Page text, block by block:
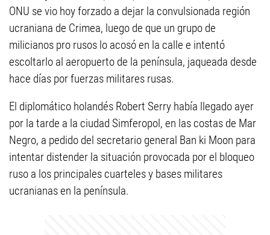
ONU se vio hoy forzado a dejar la convulsionada región
ucraniana de Crimea, luego de que un grupo de
milicianos pro rusos lo acosó en la calle e intentó
escoltarlo al aeropuerto de la península, jaqueada desde
hace días por fuerzas militares rusas.
El diplomático holandés Robert Serry había llegado ayer
por la tarde a la ciudad Simferopol, en las costas de Mar
Negro, a pedido del secretario general Ban ki Moon para
intentar distender la situación provocada por el bloqueo
ruso a los principales cuarteles y bases militares
ucranianas en la península.